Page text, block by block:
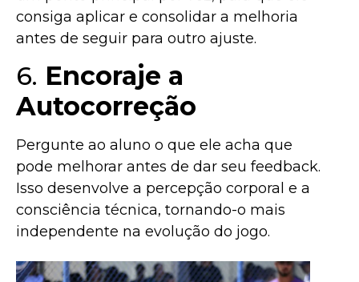
consiga aplicar e consolidar a melhoria
antes de seguir para outro ajuste.
6. Encoraje a
Autocorreção
Pergunte ao aluno o que ele acha que
pode melhorar antes de dar seu feedback.
Isso desenvolve a percepção corporal e a
consciência técnica, tornando-o mais
independente na evolução do jogo.